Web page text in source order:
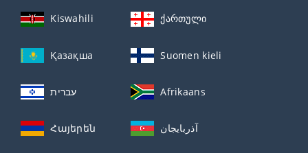
Kiswahili ქართული
Қазақша Suomen kieli
עברית Afrikaans
Հայերեն آذربايجان